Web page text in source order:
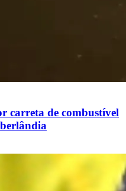
carreta de combustível